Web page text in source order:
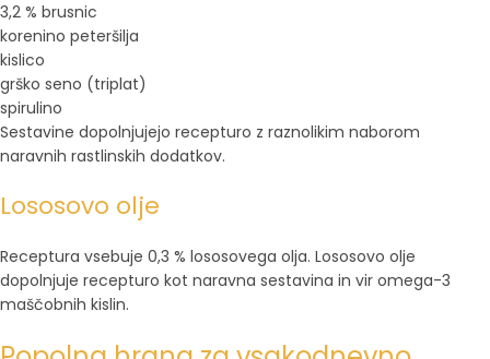
3,2 % brusnic
korenino peteršilja
kislico
grško seno (triplat)
spirulino
Sestavine dopolnjujejo recepturo z raznolikim naborom
naravnih rastlinskih dodatkov.
Lososovo olje
Receptura vsebuje 0,3 % lososovega olja. Lososovo olje
dopolnjuje recepturo kot naravna sestavina in vir omega-3
maščobnih kislin.